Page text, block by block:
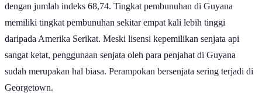
dengan jumlah indeks 68,74. Tingkat pembunuhan di Guyana
memiliki tingkat pembunuhan sekitar empat kali lebih tinggi
daripada Amerika Serikat. Meski lisensi kepemilikan senjata api
sangat ketat, penggunaan senjata oleh para penjahat di Guyana
sudah merupakan hal biasa. Perampokan bersenjata sering terjadi di
Georgetown.